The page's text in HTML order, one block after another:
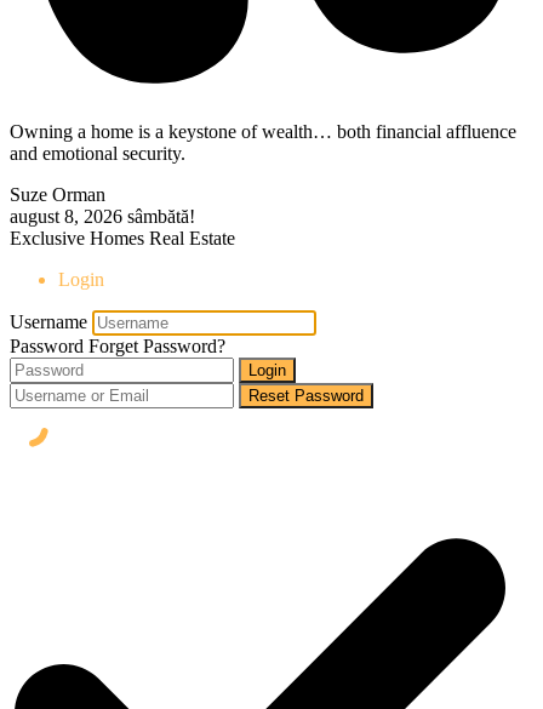
Owning a home is a keystone of wealth… both financial affluence
and emotional security.
Suze Orman
august 8, 2026 sâmbătă!
Exclusive Homes Real Estate
Login
Username
Password Forget Password?
Login
Reset Password